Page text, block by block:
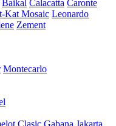
Baikal Calacatta Caronte
Kat Mosaic Leonardo
Zement
Montecarlo